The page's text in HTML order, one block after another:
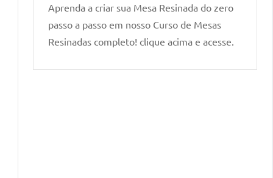
Aprenda a criar sua Mesa Resinada do zero
passo a passo em nosso Curso de Mesas
Resinadas completo! clique acima e acesse.